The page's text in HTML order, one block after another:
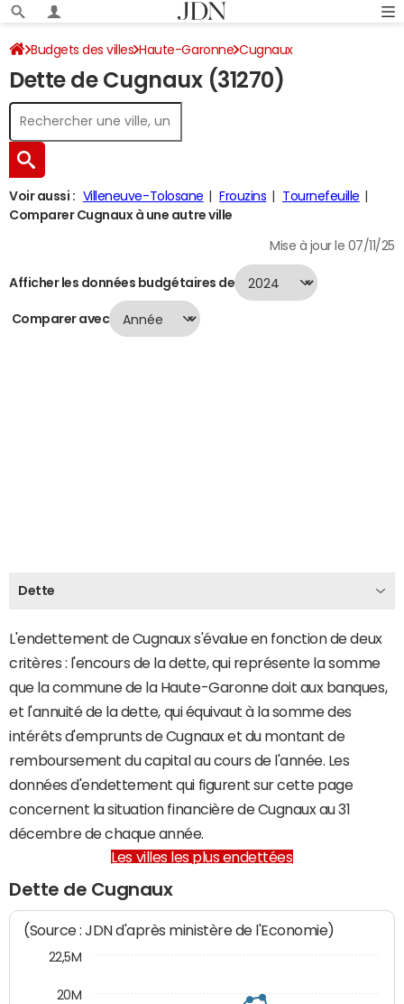
Budgets des villes Haute-Garonne Cugnaux
Dette au 31/12/2024
Dette de Cugnaux (31270)
Voir aussi : Villeneuve-Tolosane Frouzins
Tournefeuille
Comparer Cugnaux à une autre ville
Mise à jour le 07/11/25
Afficher les données budgétaires de
Comparer avec
Dette
L'endettement de Cugnaux s'évalue en fonction de deux
critères : l'encours de la dette, qui représente la somme
que la commune de la Haute-Garonne doit aux banques,
et l'annuité de la dette, qui équivaut à la somme des
intérêts d'emprunts de Cugnaux et du montant de
remboursement du capital au cours de l'année. Les
données d'endettement qui figurent sur cette page
concernent la situation financière de Cugnaux au 31
décembre de chaque année.
Les villes les plus endettées
Dette de Cugnaux
(Source : JDN d'après ministère de l'Economie)
20M
22,5M